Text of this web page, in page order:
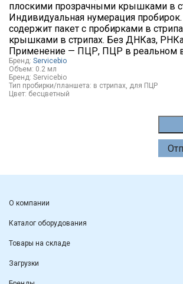
плоскими прозрачными крышками в
Индивидуальная нумерация
содержит пакет с пробирками в
крышками в стрипах. Без ДНКаз,
Применение — ПЦР, ПЦР в реальном
Бренд: Servicebio
Объем: 0.2 мл
Бренд: Servicebio
Тип пробирки/планшета: в стрипах, для ПЦР
Цвет: бесцветный
О компании
Каталог оборудования
Товары на складе
Загрузки